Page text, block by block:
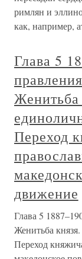
римлян и
как, например,
Глава 5
Женитьба
Переход
движение
Глава 5
Женитьба
Переход